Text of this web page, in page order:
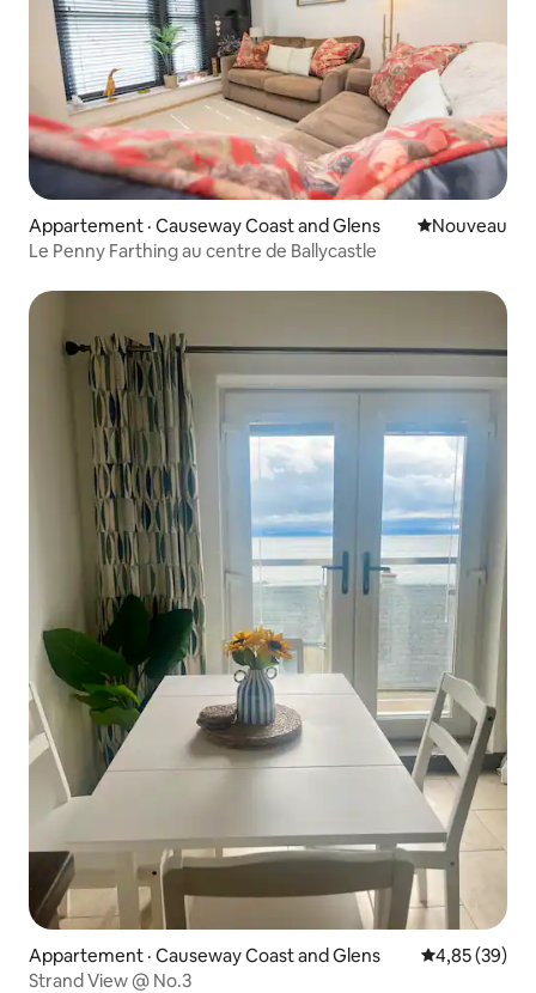
Appartement · Causeway Coast and Glens Nouvel
Nouveau
Le Penny Farthing au centre de Ballycastle
Appartement · Causeway Coast and Glens Note
4,85 (39)
Strand View @ No.3